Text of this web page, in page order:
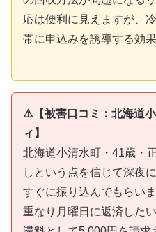
応は便利に見えますが、
帯に申込みを誘導する効
⚠️【被害口コミ：北海道
ィ】
北海道小清水町・41歳・
しという点を信じて深夜
すぐに振り込んでもらい
重なり月曜日に返済した